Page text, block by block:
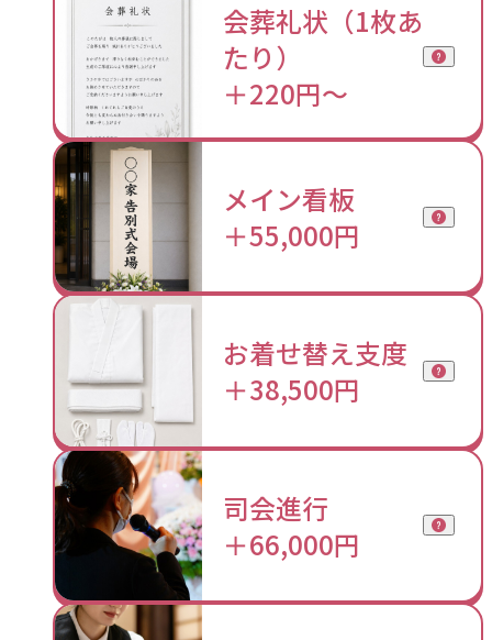
会葬礼状（1枚あ
たり）
＋220円〜
メイン看板
＋55,000円
お着せ替え支度
＋38,500円
司会進行
＋66,000円